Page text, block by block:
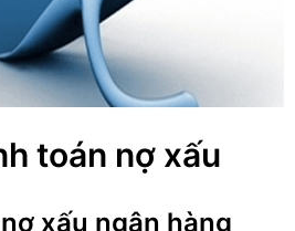
toán nợ xấu
xấu ngân hàng